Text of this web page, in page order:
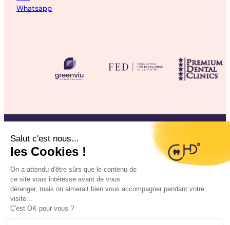
Whatsapp
©2025 CHD Clinique d’Hygiène Dentaire